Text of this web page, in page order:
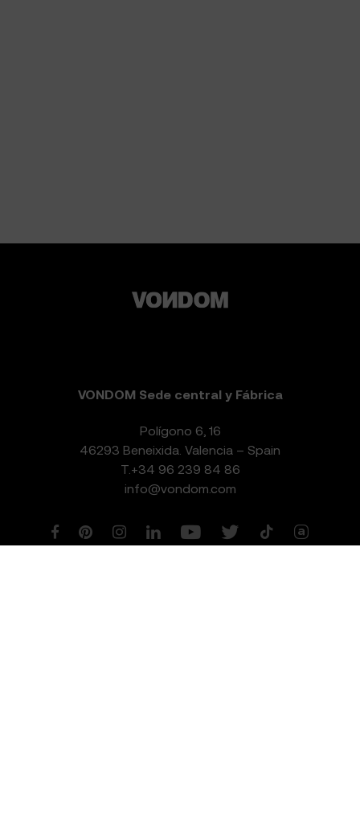
VONDOM Sede central y Fábrica
Polígono 6, 16
46293 Beneixida. Valencia – Spain
T. +34 96 239 84 86
info@vondom.com